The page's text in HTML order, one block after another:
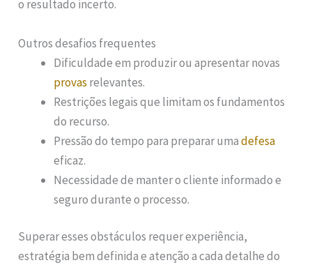
o resultado incerto.
Outros desafios frequentes
Dificuldade em produzir ou apresentar novas
provas relevantes.
Restrições legais que limitam os fundamentos
do recurso.
Pressão do tempo para preparar umadefesa
eficaz.
Necessidade de manter o cliente informado e
seguro durante o processo.
Superar esses obstáculos requer experiência,
estratégia bem definida e atenção a cada detalhe do